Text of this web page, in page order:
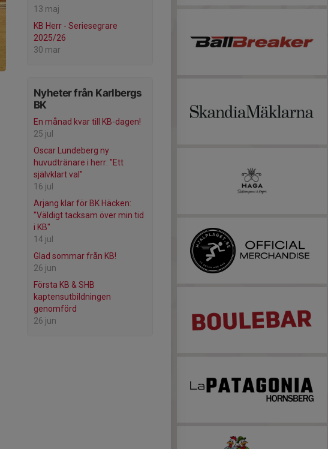
13 maj
KB Herr - Seriesegrare
2025/26
30 mar
Nyheter från Karlbergs
BK
En månad kvar till KB-dagen!
25 jul
Oscar Lundeberg ny
huvudtränare i herr: "Ett
självklart val"
16 jul
Arjang klar för BK Häcken:
"Väldigt tacksam över min tid
i KB"
14 jul
Glad sommar från KB!
26 jun
Första KB & SHB
kaptensutbildningen
genomförd
26 jun